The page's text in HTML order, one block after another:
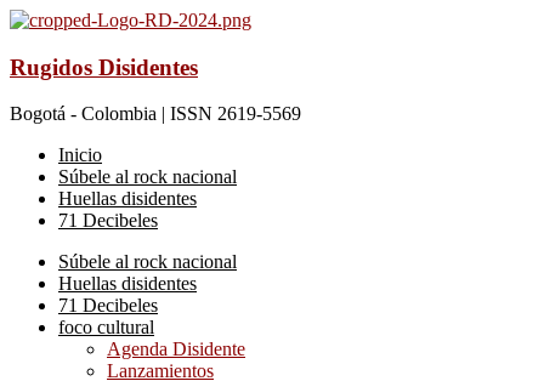
Rugidos Disidentes
Bogotá - Colombia | ISSN 2619-5569
Inicio
Súbele al rock nacional
Huellas disidentes
71 Decibeles
Súbele al rock nacional
Huellas disidentes
71 Decibeles
foco cultural
Agenda Disidente
Lanzamientos